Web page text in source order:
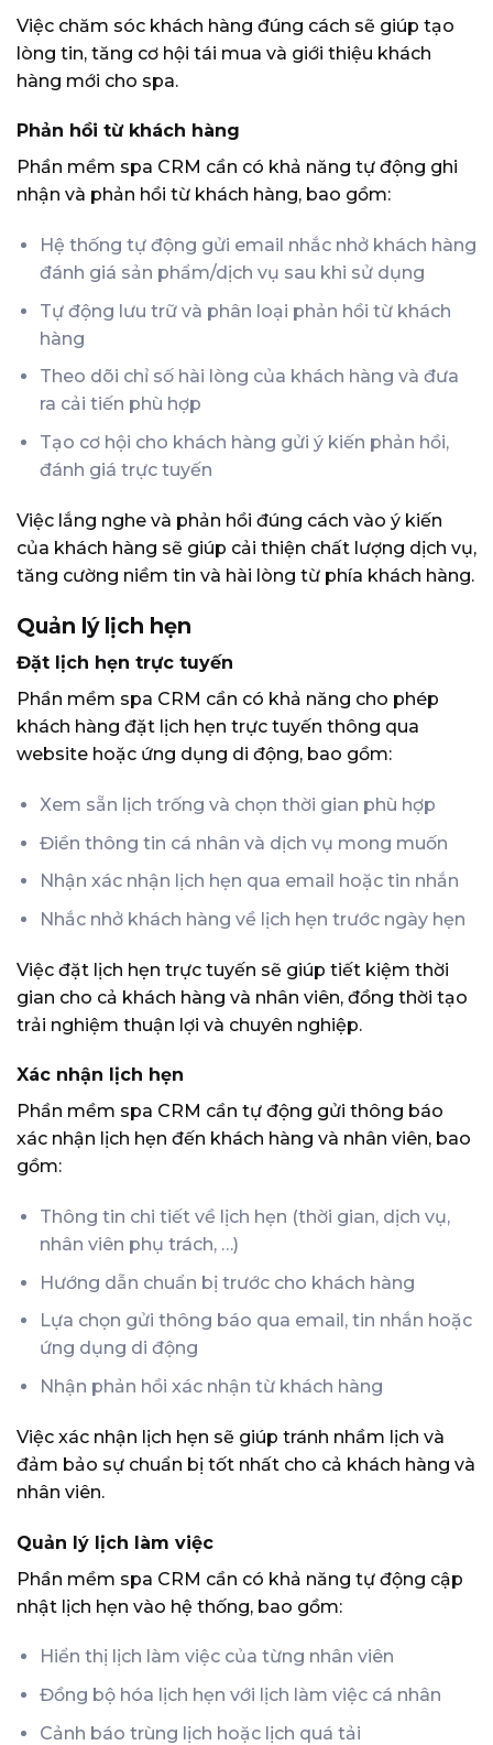
Việc chăm sóc khách hàng đúng cách sẽ giúp tạo
lòng tin, tăng cơ hội tái mua và giới thiệu khách
hàng mới cho spa.
Phản hồi từ khách hàng
Phần mềm spa CRM cần có khả năng tự động ghi
nhận và phản hồi từ khách hàng, bao gồm:
Hệ thống tự động gửi email nhắc nhở khách hàng
đánh giá sản phẩm/dịch vụ sau khi sử dụng
Tự động lưu trữ và phân loại phản hồi từ khách
hàng
Theo dõi chỉ số hài lòng của khách hàng và đưa
ra cải tiến phù hợp
Tạo cơ hội cho khách hàng gửi ý kiến phản hồi,
đánh giá trực tuyến
Việc lắng nghe và phản hồi đúng cách vào ý kiến
của khách hàng sẽ giúp cải thiện chất lượng dịch vụ,
tăng cường niềm tin và hài lòng từ phía khách hàng.
Quản lý lịch hẹn
Đặt lịch hẹn trực tuyến
Phần mềm spa CRM cần có khả năng cho phép
khách hàng đặt lịch hẹn trực tuyến thông qua
website hoặc ứng dụng di động, bao gồm:
Xem sẵn lịch trống và chọn thời gian phù hợp
Điền thông tin cá nhân và dịch vụ mong muốn
Nhận xác nhận lịch hẹn qua email hoặc tin nhắn
Nhắc nhở khách hàng về lịch hẹn trước ngày hẹn
Việc đặt lịch hẹn trực tuyến sẽ giúp tiết kiệm thời
gian cho cả khách hàng và nhân viên, đồng thời tạo
trải nghiệm thuận lợi và chuyên nghiệp.
Xác nhận lịch hẹn
Phần mềm spa CRM cần tự động gửi thông báo
xác nhận lịch hẹn đến khách hàng và nhân viên, bao
gồm:
Thông tin chi tiết về lịch hẹn (thời gian, dịch vụ,
nhân viên phụ trách, …)
Hướng dẫn chuẩn bị trước cho khách hàng
Lựa chọn gửi thông báo qua email, tin nhắn hoặc
ứng dụng di động
Nhận phản hồi xác nhận từ khách hàng
Việc xác nhận lịch hẹn sẽ giúp tránh nhầm lịch và
đảm bảo sự chuẩn bị tốt nhất cho cả khách hàng và
nhân viên.
Quản lý lịch làm việc
Phần mềm spa CRM cần có khả năng tự động cập
nhật lịch hẹn vào hệ thống, bao gồm:
Hiển thị lịch làm việc của từng nhân viên
Đồng bộ hóa lịch hẹn với lịch làm việc cá nhân
Cảnh báo trùng lịch hoặc lịch quá tải